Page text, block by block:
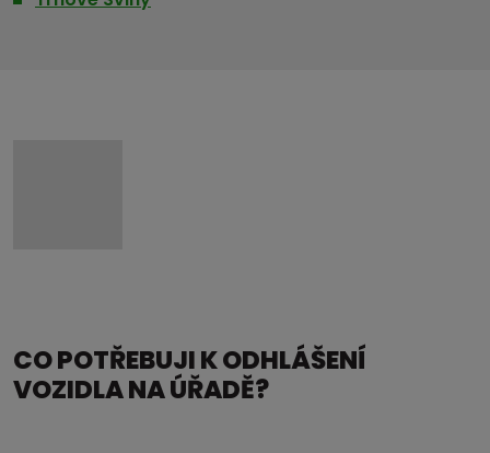
CO POTŘEBUJI K ODHLÁŠENÍ
VOZIDLA NA ÚŘADĚ?